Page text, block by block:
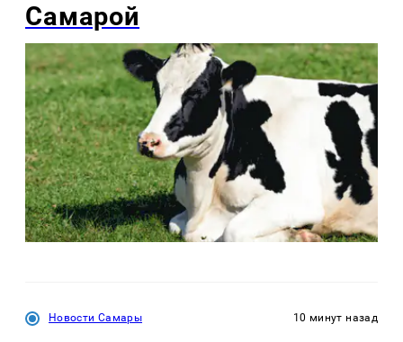
Самарой
Новости Самары 10 минут назад